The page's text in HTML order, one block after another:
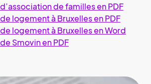
de familles en PDF
logement à Bruxelles en PDF
logement à Bruxelles en Word
Smovin en PDF